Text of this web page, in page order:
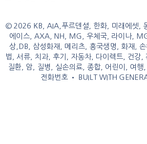
© 2026 KB, AIA,푸르덴셜, 한화, 미래에셋,
에이스, AXA, NH, MG, 우체국, 라이나,
상,DB, 삼성화재, 메리츠, 흥국생명, 화재,
법, 서류, 치과, 후기, 자동차, 다이렉트, 건강,
질환, 암, 질병, 실손의료, 종합, 어린이, 여행
전화번호 • BUILT WITH